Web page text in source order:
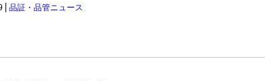
品証・品管ニュース